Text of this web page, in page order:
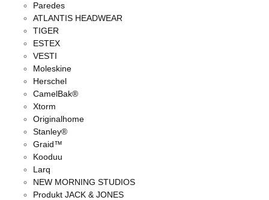
Paredes
ATLANTIS HEADWEAR
TIGER
ESTEX
VESTI
Moleskine
Herschel
CamelBak®
Xtorm
Originalhome
Stanley®
Graid™
Kooduu
Larq
NEW MORNING STUDIOS
Produkt JACK & JONES